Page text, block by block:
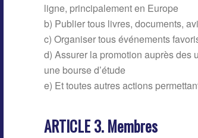
ligne, principalement en Europe
b) Publier tous livres, documents,
c) Organiser tous événements
d) Assurer la promotion auprès des
une bourse d’étude
e) Et toutes autres actions
ARTICLE 3. Membres